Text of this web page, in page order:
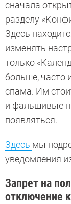
сначала
разделу
Здесь
изменять
только
больше, часто
спама. Им
и фальшивые
появляться.
Здесь мы
уведомления
Запрет на
отключение